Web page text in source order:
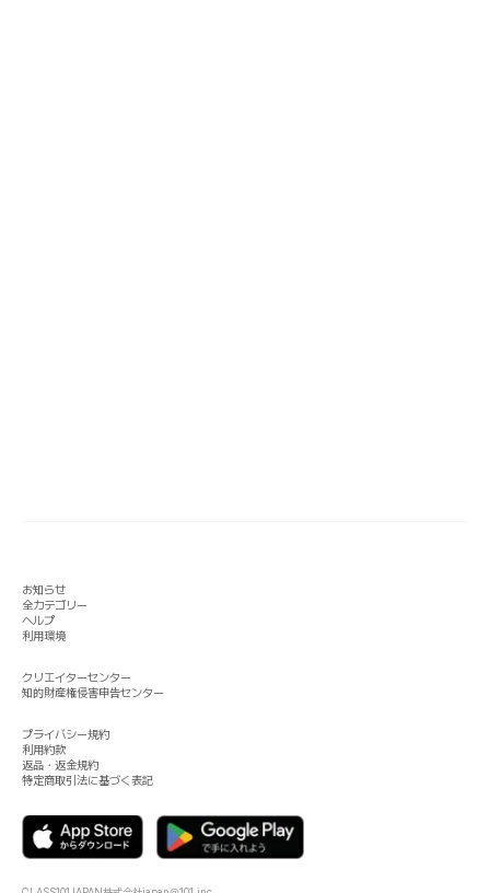
お知らせ
全カテゴリー
ヘルプ
利用環境
クリエイターセンター
知的財産権侵害申告センター
プライバシー規約
利用約款
返品・返金規約
特定商取引法に基づく表記